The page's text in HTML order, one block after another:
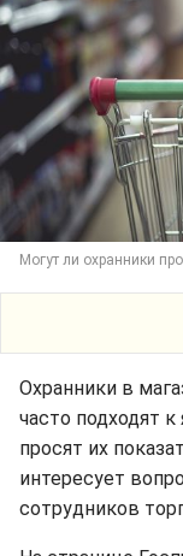
Могут ли охранники
Охранники в
часто подходят
просят их
интересует
сотрудников